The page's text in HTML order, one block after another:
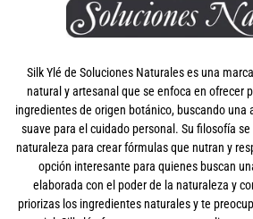
Silk Ylé de Soluciones Naturales es una
natural y artesanal que se enfoca en ofrecer
ingredientes de origen botánico, buscando una
suave para el cuidado personal. Su filosofía
naturaleza para crear fórmulas que nutran y
opción interesante para quienes buscan
elaborada con el poder de la naturaleza y
priorizas los ingredientes naturales y te